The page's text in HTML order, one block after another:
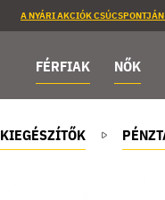
A NYÁRI AKCIÓK
FÉRFIAK NŐK
KIEGÉSZÍTŐK